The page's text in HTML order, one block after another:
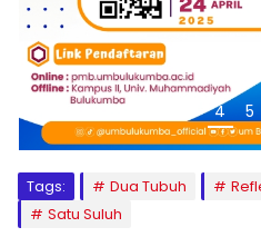
4 5
Tags: Dua Tubuh
Satu Suluh